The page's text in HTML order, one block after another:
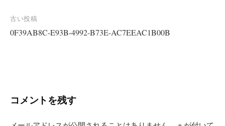
投
稿
ー
古い投稿
0F39AB8C-E93B-4992-B73E-AC7EEAC1B00B
コメントを残す